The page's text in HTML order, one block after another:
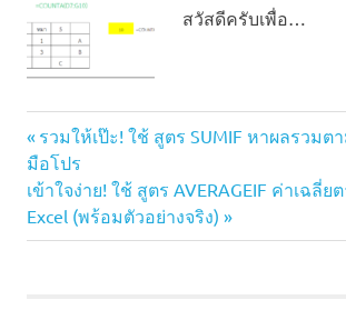
สวัสดีครับเพื่อ…
Excel
COUNTIF
วิธีใช้
COUNTIF
สูตร
แนะแนว
เรื่อง
Previous
Post:
รวมให้เป๊ะ! ใช้ สูตร SUMIF หาผลรวมต
มือโปร
Next
Post:
เข้าใจง่าย! ใช้ สูตร AVERAGEIF ค่าเฉลี่ย
Excel (พร้อมตัวอย่างจริง)